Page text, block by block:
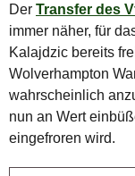
Der Transfer des
immer näher, für
Kalajdzic bereits
Wolverhampton
wahrscheinlich
nun an Wert
eingefroren wird.